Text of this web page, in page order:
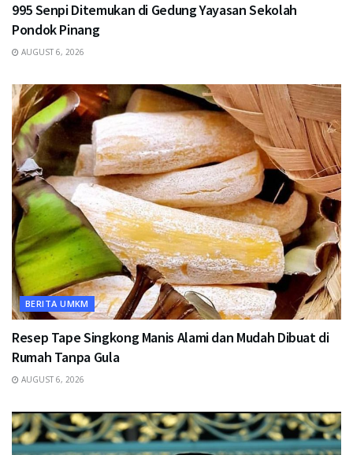
995 Senpi Ditemukan di Gedung Yayasan Sekolah
Pondok Pinang
AUGUST 6, 2026
BERITA UMKM
Resep Tape Singkong Manis Alami dan Mudah Dibuat di
Rumah Tanpa Gula
AUGUST 6, 2026